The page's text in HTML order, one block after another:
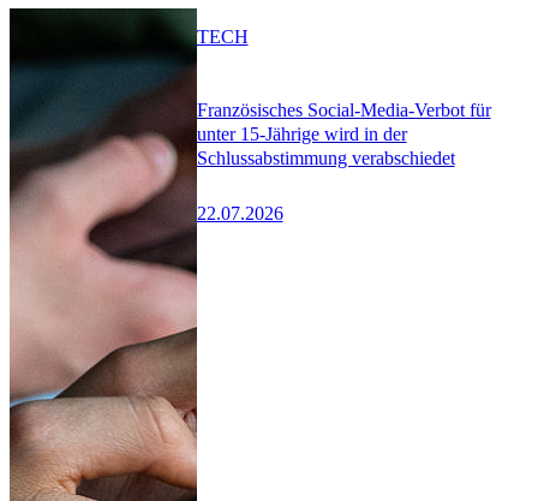
Französisches Social-Media-Verbot für
unter 15-Jährige wird in der
Schlussabstimmung verabschiedet
22.07.2026
TECH